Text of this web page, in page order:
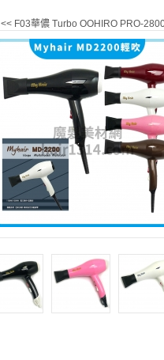
<< F03華儂 Turbo OOHIRO PRO-